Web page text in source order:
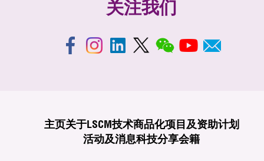
关注我们
主页关于LSCM技术商品化项目及资助计划
活动及消息科技分享会籍